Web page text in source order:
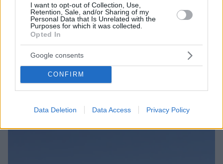
I want to opt-out of Collection, Use,
Retention, Sale, and/or Sharing of my
Personal Data that Is Unrelated with the
Purposes for which it was collected.
Opted In
Google consents
CONFIRM
Data Deletion Data Access Privacy Policy
Αριστοτέλης Δαμίγος: Σε κλίμα οδύνης έγινε η
αποτέφρωση του συντονιστή που σκοτώθηκε
μετά τη σύγκρουση ελικοπτέρων στην Ψάθα,
φωτογραφίες
06.08.2026, 20:03